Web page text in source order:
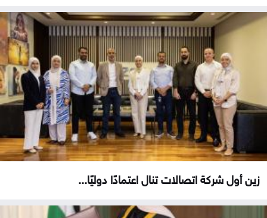
زين أول شركة اتصالات تنال اعتمادًا دوليًا...